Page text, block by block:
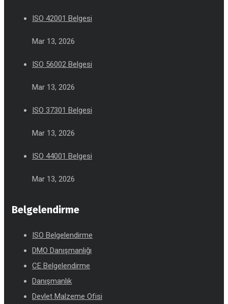
ISO 42001 Belgesi
Mar 13, 2026
ISO 56002 Belgesi
Mar 13, 2026
ISO 37301 Belgesi
Mar 13, 2026
ISO 44001 Belgesi
Mar 13, 2026
Belgelendirme
ISO Belgelendirme
DMO Danışmanlığı
CE Belgelendirme
Danışmanlık
Devlet Malzeme Ofisi